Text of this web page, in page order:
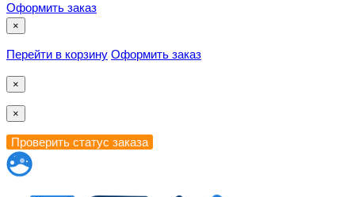
Оформить заказ
×
Перейти в корзину Оформить заказ
×
×